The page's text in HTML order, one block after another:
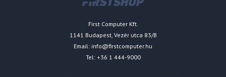
First Computer Kft.
1141 Budapest, Vezér utca 83/B
Email: info@firstcomputer.hu
Tel: +36 1 444-9000